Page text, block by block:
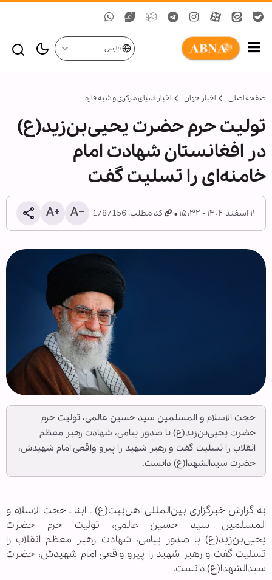
فارسی
صفحه اصلی اخبار جهان اخبار آسیای مرکزی و شبه قاره
تولیت حرم حضرت یحیی‌بن‌زید(ع)
در افغانستان شهادت امام
خامنه‌ای را تسلیت گفت
۱۱ اسفند ۱۴۰۴ - ۱۵:۳۲ کد مطلب: 1787156
حجت الاسلام و المسلمین سید حسین عالمی، تولیت حرم
حضرت یحیی‌بن‌زید(ع) با صدور پیامی، شهادت رهبر معظم
انقلاب را تسلیت گفت و رهبر شهید را پیرو واقعی امام شهیدش،
حضرت سیدالشهدا(ع) دانست.
به گزارش خبرگزاری بین‌المللی اهل‌بیت(ع) ـ ابنا ـ حجت الاسلام و
المسلمین سید حسین عالمی، تولیت حرم حضرت
یحیی‌بن‌زید(ع) با صدور پیامی، شهادت رهبر معظم انقلاب را
تسلیت گفت و رهبر شهید را پیرو واقعی امام شهیدش، حضرت
سیدالشهدا(ع) دانست.